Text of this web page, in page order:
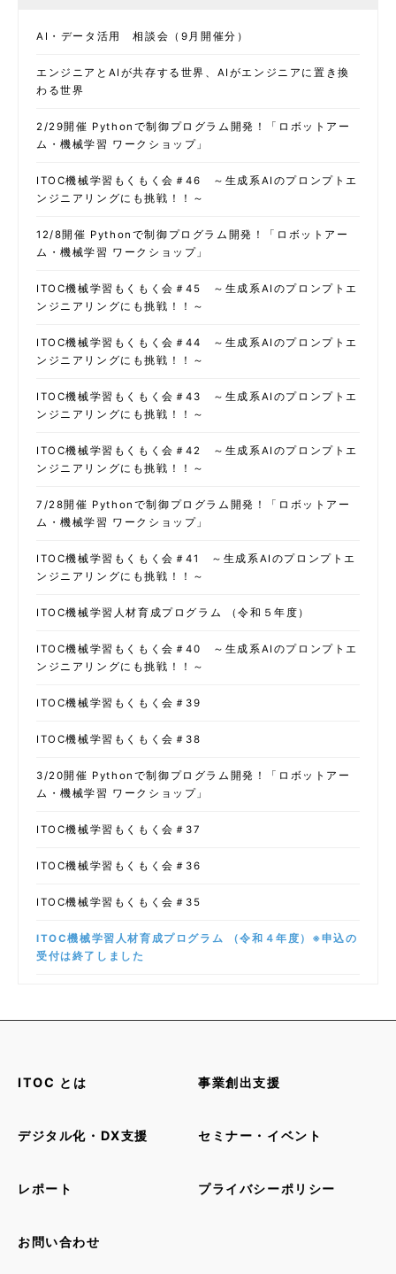
AI・データ活用 相談会（9月開催分）
エンジニアとAIが共存する世界、AIがエンジニアに置き換
わる世界
2/29開催 Pythonで制御プログラム開発！「ロボットアー
ム・機械学習 ワークショップ」
ITOC機械学習もくもく会＃46 ～生成系AIのプロンプトエ
ンジニアリングにも挑戦！！～
12/8開催 Pythonで制御プログラム開発！「ロボットアー
ム・機械学習 ワークショップ」
ITOC機械学習もくもく会＃45 ～生成系AIのプロンプトエ
ンジニアリングにも挑戦！！～
ITOC機械学習もくもく会＃44 ～生成系AIのプロンプトエ
ンジニアリングにも挑戦！！～
ITOC機械学習もくもく会＃43 ～生成系AIのプロンプトエ
ンジニアリングにも挑戦！！～
ITOC機械学習もくもく会＃42 ～生成系AIのプロンプトエ
ンジニアリングにも挑戦！！～
7/28開催 Pythonで制御プログラム開発！「ロボットアー
ム・機械学習 ワークショップ」
ITOC機械学習もくもく会＃41 ～生成系AIのプロンプトエ
ンジニアリングにも挑戦！！～
ITOC機械学習人材育成プログラム （令和５年度）
ITOC機械学習もくもく会＃40 ～生成系AIのプロンプトエ
ンジニアリングにも挑戦！！～
ITOC機械学習もくもく会＃39
ITOC機械学習もくもく会＃38
3/20開催 Pythonで制御プログラム開発！「ロボットアー
ム・機械学習 ワークショップ」
ITOC機械学習もくもく会＃37
ITOC機械学習もくもく会＃36
ITOC機械学習もくもく会＃35
ITOC機械学習人材育成プログラム （令和４年度）※申込の
受付は終了しました
ITOC とは 事業創出支援
デジタル化・DX支援 セミナー・イベント
レポート プライバシーポリシー
お問い合わせ